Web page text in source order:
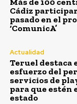
Cádiz
pasado en el
‘ComunicA’
Actualidad
Teruel destaca
esfuerzo del
servicios de
para que estén
estado